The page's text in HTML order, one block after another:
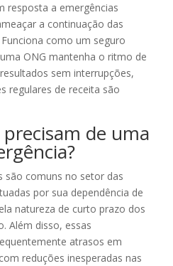
resposta a emergências
a continuação das
como um seguro
ONG mantenha o ritmo de
sem interrupções,
regulares de receita são
de uma
são comuns no setor das
por sua dependência de
natureza de curto prazo dos
Além disso, essas
atrasos em
reduções inesperadas nas